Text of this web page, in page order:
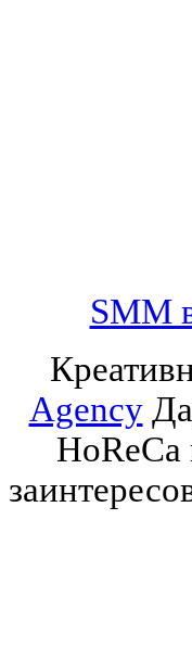
SMM
Agency
HoReCa